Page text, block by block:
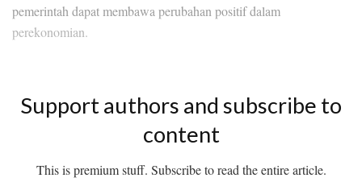
pemerintah dapat membawa perubahan positif dalam
perekonomian.
Support authors and subscribe to
content
This is premium stuff. Subscribe to read the entire article.